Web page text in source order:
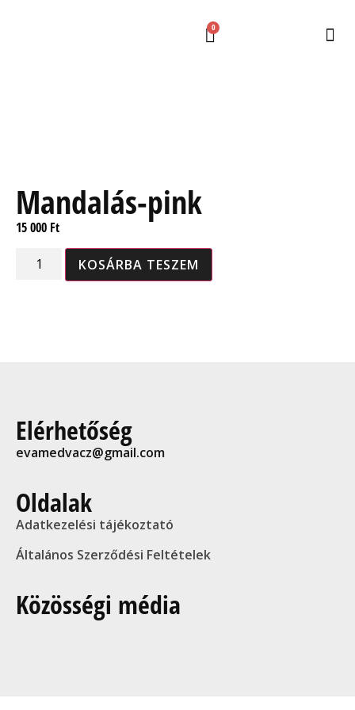
0
Mandalás-pink
15 000 Ft
KOSÁRBA TESZEM
Elérhetőség
evamedvacz@gmail.com
Oldalak
Adatkezelési tájékoztató
Általános Szerződési Feltételek
Közösségi média